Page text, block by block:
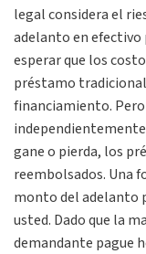
legal considera el
adelanto en efectivo
esperar que los
préstamo
financiamiento.
independientemente
gane o pierda, los
reembolsados. Una
monto del adelanto
usted. Dado que la
demandante pague